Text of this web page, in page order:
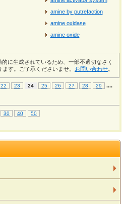
amine by putrefaction
amine oxidase
amine oxide
に生成されているため、一部不適切なさく
す。ご了承くださいませ。 お問い合わせ
22 23 24 25 26 27 28 29 ....
30 40 50